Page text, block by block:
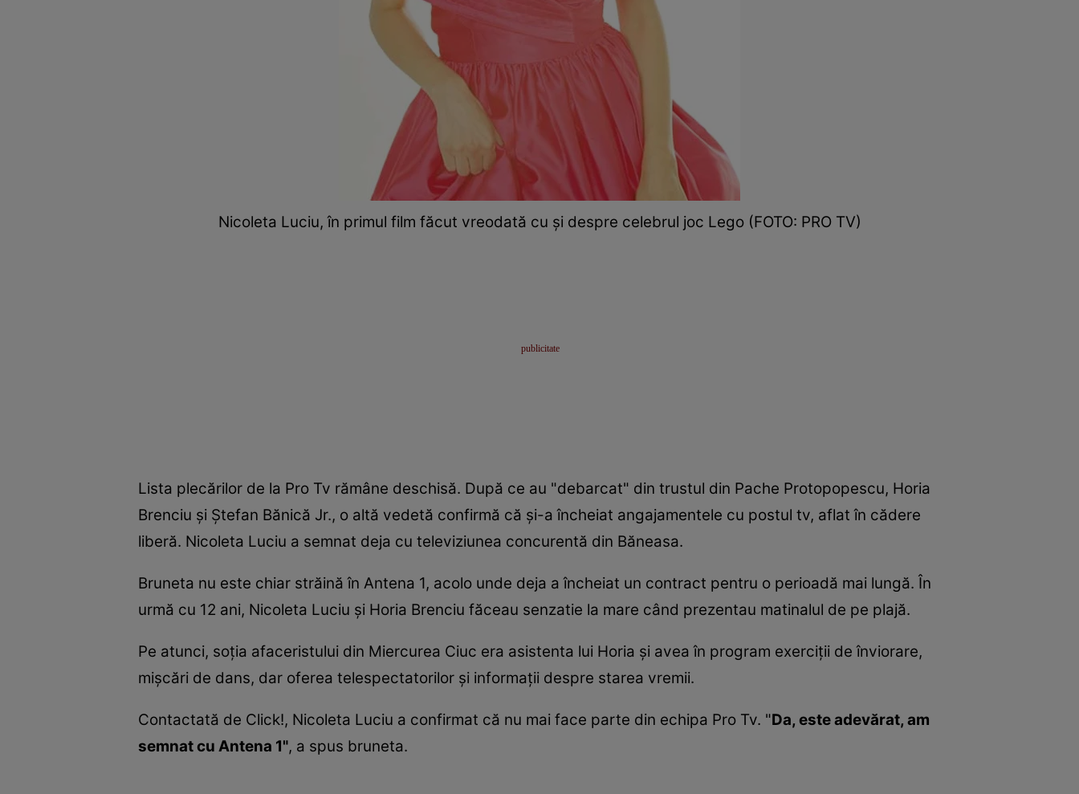
Nicoleta Luciu, în primul film făcut vreodată cu și despre celebrul joc Lego (FOTO: PRO TV)
Lista plecărilor de la Pro Tv rămâne deschisă. După ce au "debarcat" din trustul din Pache Protopopescu, Horia
Brenciu şi Ştefan Bănică Jr., o altă vedetă confirmă că şi-a încheiat angajamentele cu postul tv, aflat în cădere
liberă. Nicoleta Luciu a semnat deja cu televiziunea concurentă din Băneasa.
Bruneta nu este chiar străină în Antena 1, acolo unde deja a încheiat un contract pentru o perioadă mai lungă. În
urmă cu 12 ani, Nicoleta Luciu şi Horia Brenciu făceau senzatie la mare când prezentau matinalul de pe plajă.
Pe atunci, soţia afaceristului din Miercurea Ciuc era asistenta lui Horia şi avea în program exerciţii de înviorare,
mişcări de dans, dar oferea telespectatorilor şi informaţii despre starea vremii.
Contactată de Click!, Nicoleta Luciu a confirmat că nu mai face parte din echipa Pro Tv. "Da, este adevărat, am
semnat cu Antena 1", a spus bruneta.